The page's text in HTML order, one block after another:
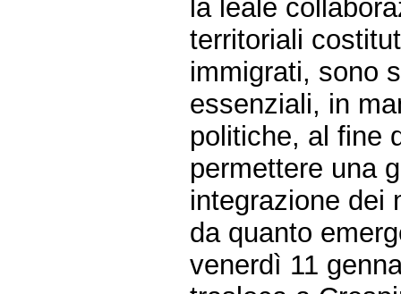
la leale
territoriali
immigrati, sono
essenziali, in
politiche, al fine
permettere una
integrazione dei
da quanto
venerdì 11